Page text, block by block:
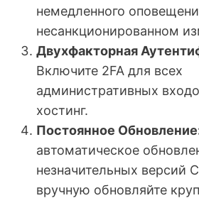
немедленного
несанкционированном
Двухфакторная
Включите 2FA для всех
административных
хостинг.
Постоянное
автоматическое
незначительных версий
вручную обновляйте